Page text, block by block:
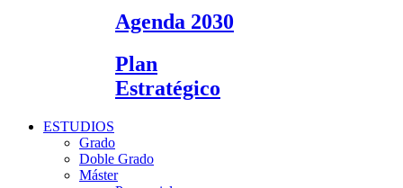
Agenda 2030
Plan
Estratégico
ESTUDIOS
Grado
Doble Grado
Máster